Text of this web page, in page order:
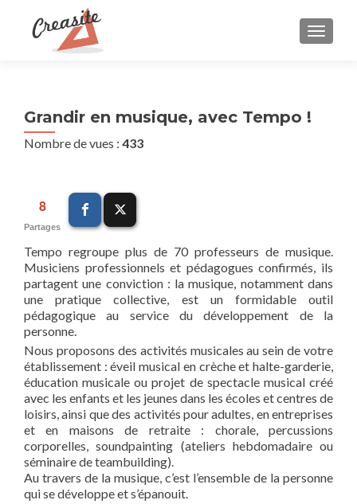
Grandir en musique, avec Tempo !
Nombre de vues : 433
8
Partages
Tempo regroupe plus de 70 professeurs de musique.
Musiciens professionnels et pédagogues confirmés, ils
partagent une conviction : la musique, notamment dans
une pratique collective, est un formidable outil
pédagogique au service du développement de la
personne.
Nous proposons des activités musicales au sein de votre
établissement : éveil musical en crèche et halte-garderie,
éducation musicale ou projet de spectacle musical créé
avec les enfants et les jeunes dans les écoles et centres de
loisirs, ainsi que des activités pour adultes, en entreprises
et en maisons de retraite : chorale, percussions
corporelles, soundpainting (ateliers hebdomadaire ou
séminaire de teambuilding).
Au travers de la musique, c’est l’ensemble de la personne
qui se développe et s’épanouit.